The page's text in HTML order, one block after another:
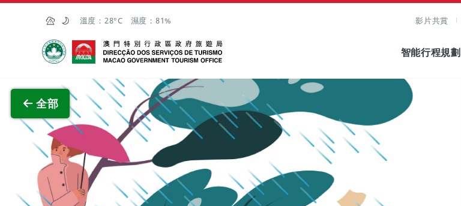
跳至主内容
溫度： 28°C 濕度： 81% 影片共賞
澳門特別行政區政府旅遊局
智能行程規劃
全部
查看原圖